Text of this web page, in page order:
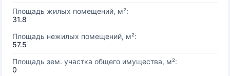
Площадь жилых помещений, м²:
31.8
Площадь нежилых помещений, м²:
57.5
Площадь зем. участка общего имущества, м²:
0